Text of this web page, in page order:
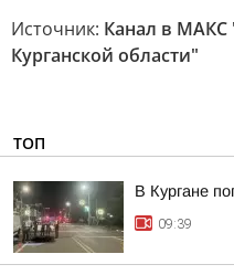
Источник: Канал в
Курганской области"
ТОП
В Кургане
09:39